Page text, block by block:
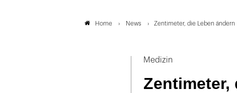
Home News Zentimeter, die Leben ändern
Medizin
Zentimeter,